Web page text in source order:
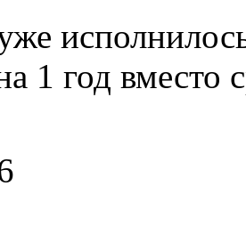
1 год